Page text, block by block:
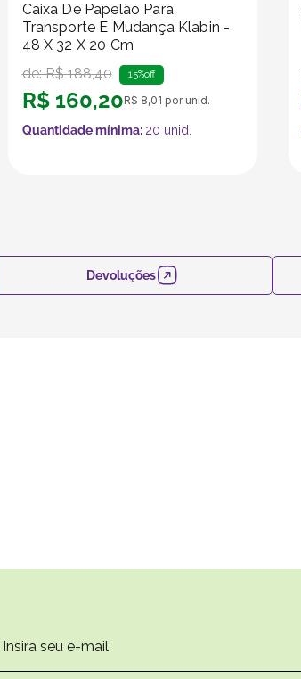
Caixa De Papelão Para
Transporte E Mudança Klabin -
48 X 32 X 20 Cm
de:R$ 188,40 15%off
R$ 160,20R$ 8,01 por unid.
Quantidade mínima: 20 unid.
Devoluções